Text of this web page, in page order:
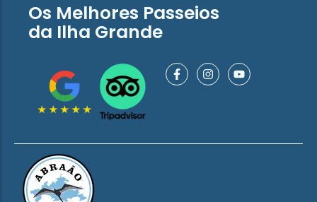
Os Melhores Passeios
da Ilha Grande